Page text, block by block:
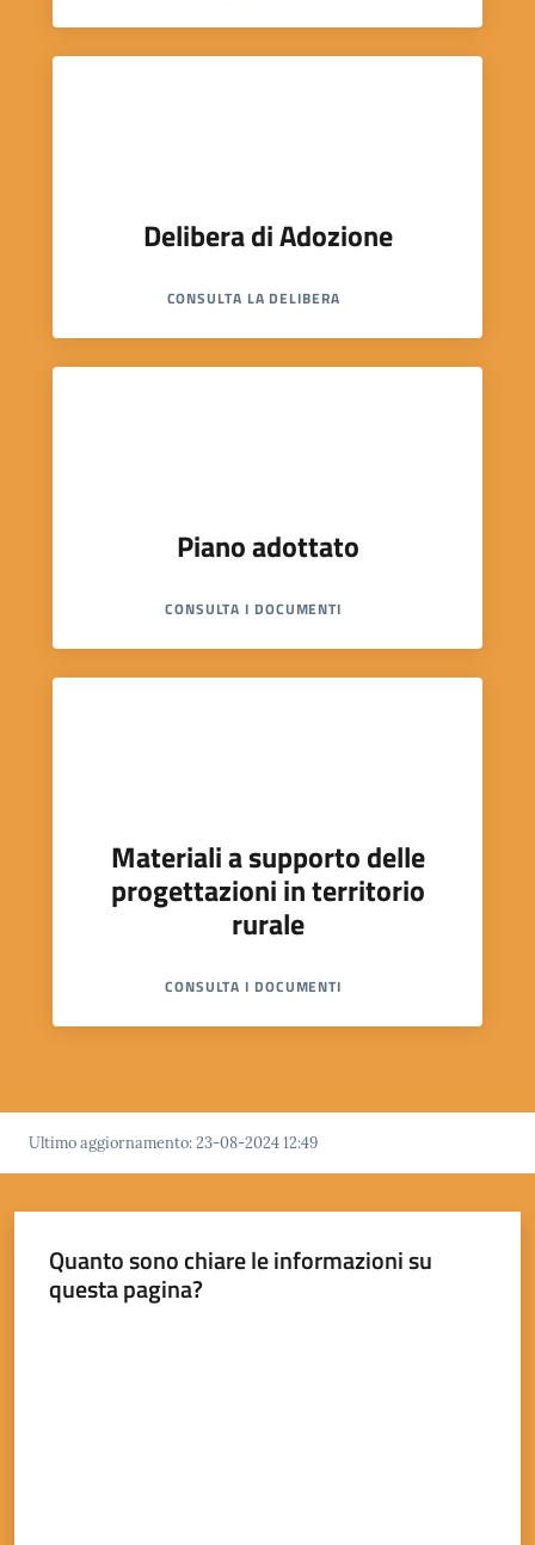
Delibera di Adozione
CONSULTA LA DELIBERA
Piano adottato
CONSULTA I DOCUMENTI
Materiali a supporto delle
progettazioni in territorio
rurale
CONSULTA I DOCUMENTI
Ultimo aggiornamento:23-08-2024 12:49
Quanto sono chiare le informazioni su
questa pagina?